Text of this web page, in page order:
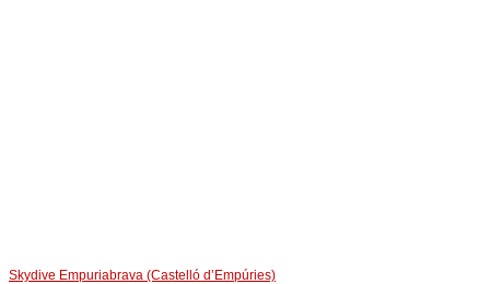
Skydive Empuriabrava (Castelló d’Empúries)